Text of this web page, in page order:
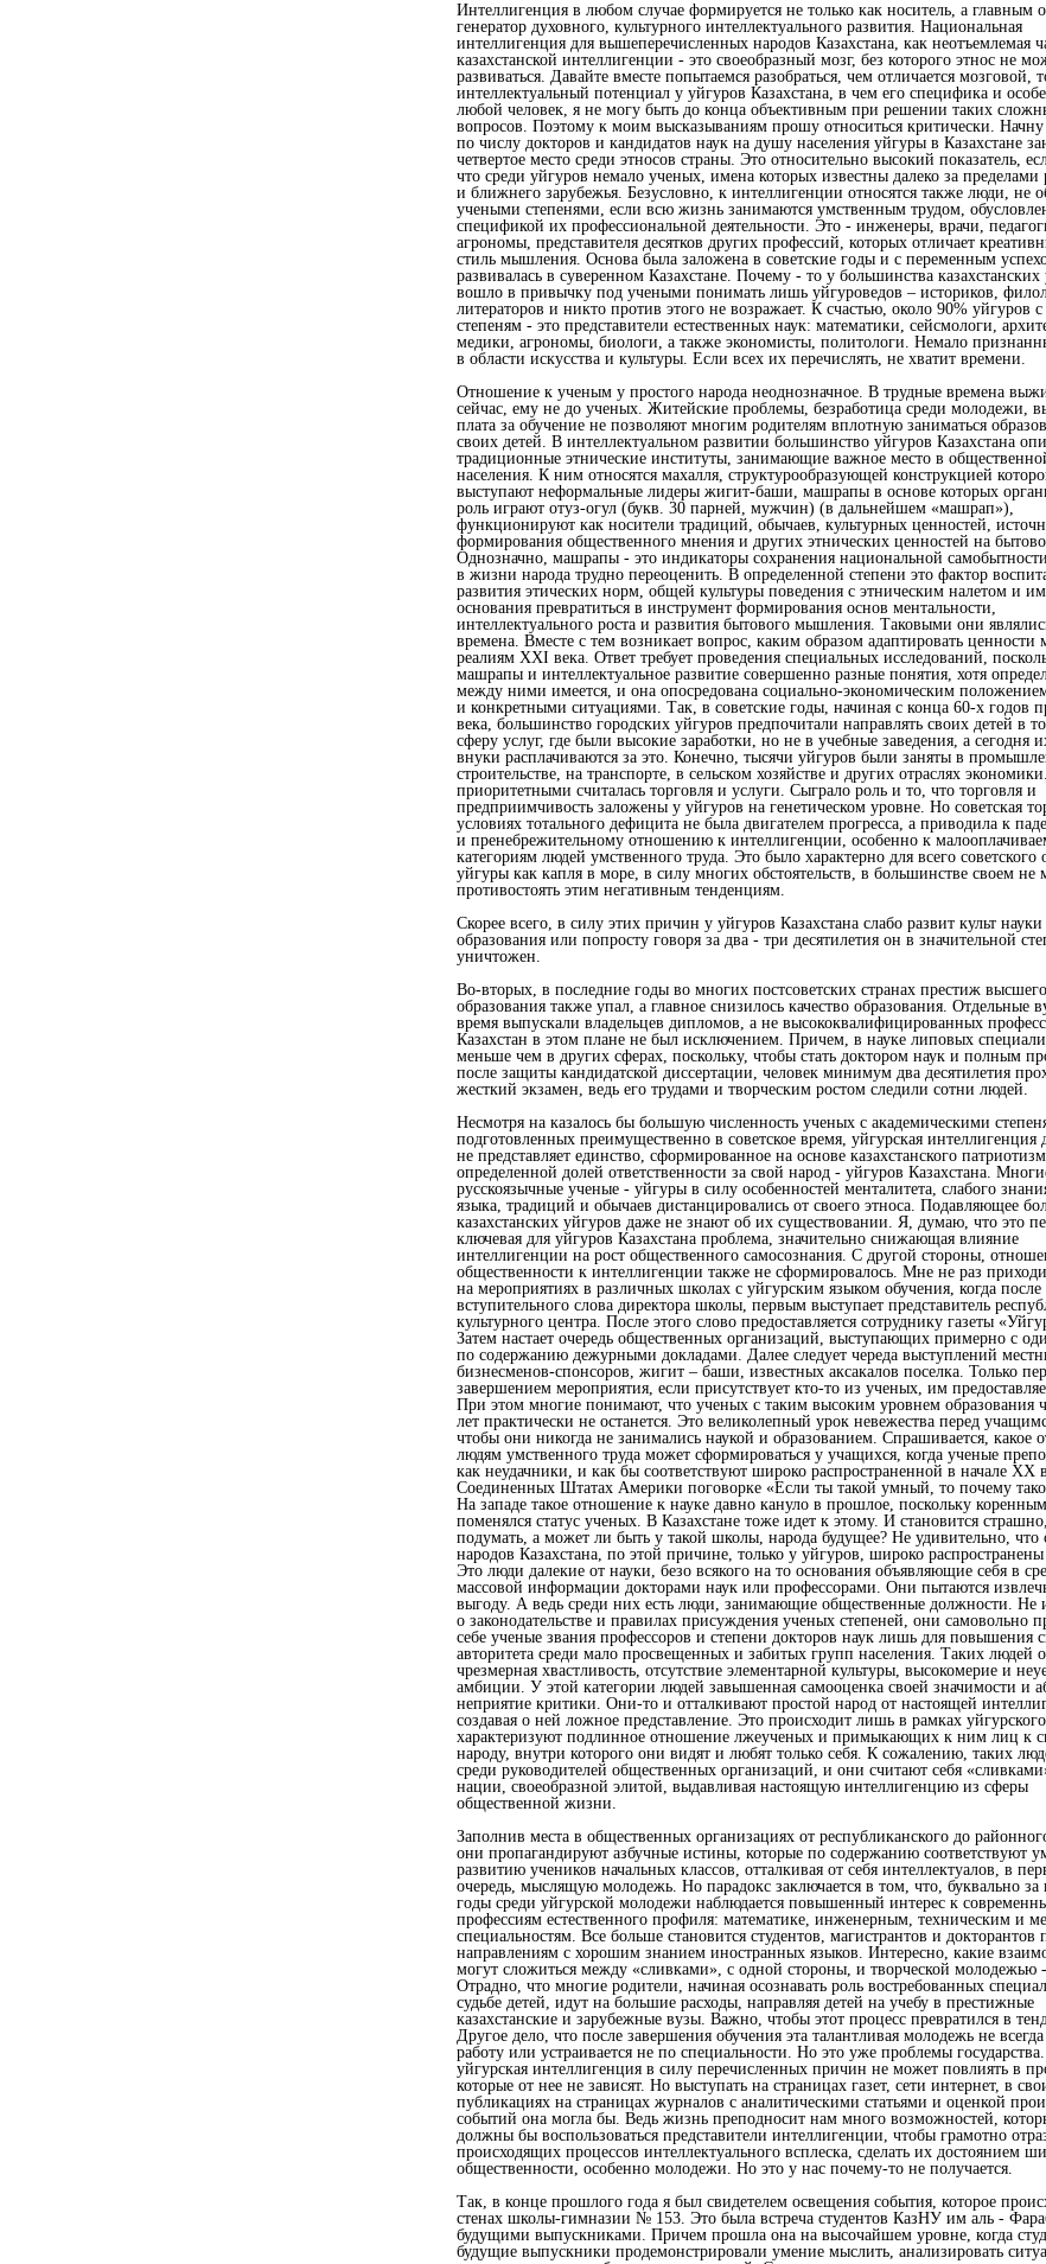
Интеллигенция в любом случае формируется не только как носитель, а главным
генератор духовного, культурного интеллектуального развития. Национальная
интеллигенция для вышеперечисленных народов Казахстана, как неотъемлемая
казахстанской интеллигенции - это своеобразный мозг, без которого этнос не
развиваться. Давайте вместе попытаемся разобраться, чем отличается мозговой,
интеллектуальный потенциал у уйгуров Казахстана, в чем его специфика и
любой человек, я не могу быть до конца объективным при решении таких
вопросов. Поэтому к моим высказываниям прошу относиться критически. Начну
по числу докторов и кандидатов наук на душу населения уйгуры в Казахстане
четвертое место среди этносов страны. Это относительно высокий показатель,
что среди уйгуров немало ученых, имена которых известны далеко за пределами
и ближнего зарубежья. Безусловно, к интеллигенции относятся также люди, не
учеными степенями, если всю жизнь занимаются умственным трудом,
спецификой их профессиональной деятельности. Это - инженеры, врачи,
агрономы, представителя десятков других профессий, которых отличает
стиль мышления. Основа была заложена в советские годы и с переменным
развивалась в суверенном Казахстане. Почему - то у большинства казахстанских
вошло в привычку под учеными понимать лишь уйгуроведов – историков,
литераторов и никто против этого не возражает. К счастью, около 90% уйгуров
степеням - это представители естественных наук: математики, сейсмологи,
медики, агрономы, биологи, а также экономисты, политологи. Немало
в области искусства и культуры. Если всех их перечислять, не хватит времени.
Отношение к ученым у простого народа неоднозначное. В трудные времена
сейчас, ему не до ученых. Житейские проблемы, безработица среди молодежи,
плата за обучение не позволяют многим родителям вплотную заниматься
своих детей. В интеллектуальном развитии большинство уйгуров Казахстана
традиционные этнические институты, занимающие важное место в
населения. К ним относятся махалля, структурообразующей конструкцией
выступают неформальные лидеры жигит-баши, машрапы в основе которых
роль играют отуз-огул (букв. 30 парней, мужчин) (в дальнейшем «машрап»),
функционируют как носители традиций, обычаев, культурных ценностей,
формирования общественного мнения и других этнических ценностей на
Однозначно, машрапы - это индикаторы сохранения национальной
в жизни народа трудно переоценить. В определенной степени это фактор
развития этических норм, общей культуры поведения с этническим налетом и
основания превратиться в инструмент формирования основ ментальности,
интеллектуального роста и развития бытового мышления. Таковыми они
времена. Вместе с тем возникает вопрос, каким образом адаптировать ценности
реалиям ХХI века. Ответ требует проведения специальных исследований,
машрапы и интеллектуальное развитие совершенно разные понятия, хотя
между ними имеется, и она опосредована социально-экономическим
и конкретными ситуациями. Так, в советские годы, начиная с конца 60-х годов
века, большинство городских уйгуров предпочитали направлять своих детей в
сферу услуг, где были высокие заработки, но не в учебные заведения, а сегодня
внуки расплачиваются за это. Конечно, тысячи уйгуров были заняты в
строительстве, на транспорте, в сельском хозяйстве и других отраслях
приоритетными считалась торговля и услуги. Сыграло роль и то, что торговля и
предприимчивость заложены у уйгуров на генетическом уровне. Но советская
условиях тотального дефицита не была двигателем прогресса, а приводила к
и пренебрежительному отношению к интеллигенции, особенно к
категориям людей умственного труда. Это было характерно для всего советского
уйгуры как капля в море, в силу многих обстоятельств, в большинстве своем не
противостоять этим негативным тенденциям.
Скорее всего, в силу этих причин у уйгуров Казахстана слабо развит культ науки
образования или попросту говоря за два - три десятилетия он в значительной
уничтожен.
Во-вторых, в последние годы во многих постсоветских странах престиж высшего
образования также упал, а главное снизилось качество образования. Отдельные
время выпускали владельцев дипломов, а не высококвалифицированных
Казахстан в этом плане не был исключением. Причем, в науке липовых
меньше чем в других сферах, поскольку, чтобы стать доктором наук и полным
после защиты кандидатской диссертации, человек минимум два десятилетия
жесткий экзамен, ведь его трудами и творческим ростом следили сотни людей.
Несмотря на казалось бы большую численность ученых с академическими
подготовленных преимущественно в советское время, уйгурская интеллигенция
не представляет единство, сформированное на основе казахстанского
определенной долей ответственности за свой народ - уйгуров Казахстана.
русскоязычные ученые - уйгуры в силу особенностей менталитета, слабого
языка, традиций и обычаев дистанцировались от своего этноса. Подавляющее
казахстанских уйгуров даже не знают об их существовании. Я, думаю, что это
ключевая для уйгуров Казахстана проблема, значительно снижающая влияние
интеллигенции на рост общественного самосознания. С другой стороны,
общественности к интеллигенции также не сформировалось. Мне не раз
на мероприятиях в различных школах с уйгурским языком обучения, когда после
вступительного слова директора школы, первым выступает представитель
культурного центра. После этого слово предоставляется сотруднику газеты
Затем настает очередь общественных организаций, выступающих примерно с
по содержанию дежурными докладами. Далее следует череда выступлений
бизнесменов-спонсоров, жигит – баши, известных аксакалов поселка. Только
завершением мероприятия, если присутствует кто-то из ученых, им
При этом многие понимают, что ученых с таким высоким уровнем образования
лет практически не останется. Это великолепный урок невежества перед
чтобы они никогда не занимались наукой и образованием. Спрашивается, какое
людям умственного труда может сформироваться у учащихся, когда ученые
как неудачники, и как бы соответствуют широко распространенной в начале ХХ
Соединенных Штатах Америки поговорке «Если ты такой умный, то почему
На западе такое отношение к науке давно кануло в прошлое, поскольку
поменялся статус ученых. В Казахстане тоже идет к этому. И становится
подумать, а может ли быть у такой школы, народа будущее? Не удивительно, что
народов Казахстана, по этой причине, только у уйгуров, широко
Это люди далекие от науки, безо всякого на то основания объявляющие себя в
массовой информации докторами наук или профессорами. Они пытаются
выгоду. А ведь среди них есть люди, занимающие общественные должности. Не
о законодательстве и правилах присуждения ученых степеней, они самовольно
себе ученые звания профессоров и степени докторов наук лишь для повышения
авторитета среди мало просвещенных и забитых групп населения. Таких людей
чрезмерная хвастливость, отсутствие элементарной культуры, высокомерие и
амбиции. У этой категории людей завышенная самооценка своей значимости и
неприятие критики. Они-то и отталкивают простой народ от настоящей
создавая о ней ложное представление. Это происходит лишь в рамках
характеризуют подлинное отношение лжеученых и примыкающих к ним лиц к
народу, внутри которого они видят и любят только себя. К сожалению, таких
среди руководителей общественных организаций, и они считают себя
нации, своеобразной элитой, выдавливая настоящую интеллигенцию из сферы
общественной жизни.
Заполнив места в общественных организациях от республиканского до
они пропагандируют азбучные истины, которые по содержанию соответствуют
развитию учеников начальных классов, отталкивая от себя интеллектуалов, в
очередь, мыслящую молодежь. Но парадокс заключается в том, что, буквально за
годы среди уйгурской молодежи наблюдается повышенный интерес к
профессиям естественного профиля: математике, инженерным, техническим и
специальностям. Все больше становится студентов, магистрантов и докторантов
направлениям с хорошим знанием иностранных языков. Интересно, какие
могут сложиться между «сливками», с одной стороны, и творческой молодежью
Отрадно, что многие родители, начиная осознавать роль востребованных
судьбе детей, идут на большие расходы, направляя детей на учебу в престижные
казахстанские и зарубежные вузы. Важно, чтобы этот процесс превратился в
Другое дело, что после завершения обучения эта талантливая молодежь не
работу или устраивается не по специальности. Но это уже проблемы
уйгурская интеллигенция в силу перечисленных причин не может повлиять в
которые от нее не зависят. Но выступать на страницах газет, сети интернет, в
публикациях на страницах журналов с аналитическими статьями и оценкой
событий она могла бы. Ведь жизнь преподносит нам много возможностей,
должны бы воспользоваться представители интеллигенции, чтобы грамотно
происходящих процессов интеллектуального всплеска, сделать их достоянием
общественности, особенно молодежи. Но это у нас почему-то не получается.
Так, в конце прошлого года я был свидетелем освещения события, которое
стенах школы-гимназии № 153. Это была встреча студентов КазНУ им аль -
будущими выпускниками. Причем прошла она на высочайшем уровне, когда
будущие выпускники продемонстрировали умение мыслить, анализировать